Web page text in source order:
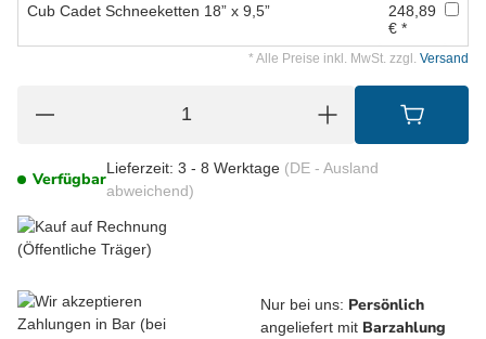
Cub Cadet Schneeketten 18” x 9,5”
248,89
€ *
* Alle Preise inkl. MwSt. zzgl. Versand
Verfügbar
Lieferzeit: 3 - 8 Werktage (DE - Ausland
abweichend)
Nur bei uns: Persönlich
angeliefert mit Barzahlung